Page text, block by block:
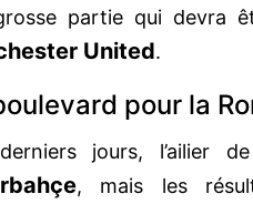
partie qui devra
United.
pour la
jours, l’ailier
, mais les